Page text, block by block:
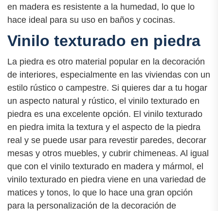
en madera es resistente a la humedad, lo que lo
hace ideal para su uso en baños y cocinas.
Vinilo texturado en piedra
La piedra es otro material popular en la decoración
de interiores, especialmente en las viviendas con un
estilo rústico o campestre. Si quieres dar a tu hogar
un aspecto natural y rústico, el vinilo texturado en
piedra es una excelente opción. El vinilo texturado
en piedra imita la textura y el aspecto de la piedra
real y se puede usar para revestir paredes, decorar
mesas y otros muebles, y cubrir chimeneas. Al igual
que con el vinilo texturado en madera y mármol, el
vinilo texturado en piedra viene en una variedad de
matices y tonos, lo que lo hace una gran opción
para la personalización de la decoración de